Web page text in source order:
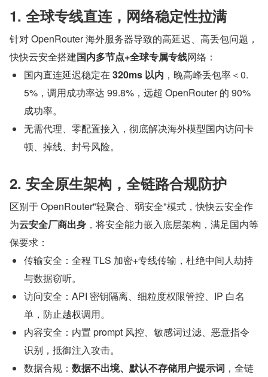
1. 全球专线直连，网络稳定性拉满
针对 OpenRouter 海外服务器导致的高延迟、高丢包问题，
快快云安全搭建国内多节点+全球专属专线网络：
国内直连延迟稳定在 320ms 以内 ，晚高峰丢包率＜0.
5%，调用成功率达 99.8%，远超 OpenRouter 的 90%
成功率。
无需代理、零配置接入，彻底解决海外模型国内访问卡
顿、掉线、封号风险。
2. 安全原生架构，全链路合规防护
区别于 OpenRouter"轻聚合、弱安全"模式，快快云安全作
为云安全厂商出身 ，将安全能力嵌入底层架构，满足国内等
保要求：
传输安全：全程 TLS 加密+专线传输，杜绝中间人劫持
与数据窃听。
访问安全：API 密钥隔离、细粒度权限管控、IP 白名
单，防止越权调用。
内容安全：内置 prompt 风控、敏感词过滤、恶意指令
识别，抵御注入攻击。
数据合规： 数据不出境、默认不存储用户提示词 ，全链